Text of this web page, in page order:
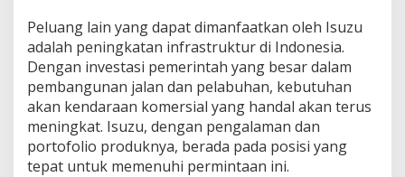
Peluang lain yang dapat dimanfaatkan oleh Isuzu
adalah peningkatan infrastruktur di Indonesia.
Dengan investasi pemerintah yang besar dalam
pembangunan jalan dan pelabuhan, kebutuhan
akan kendaraan komersial yang handal akan terus
meningkat. Isuzu, dengan pengalaman dan
portofolio produknya, berada pada posisi yang
tepat untuk memenuhi permintaan ini.